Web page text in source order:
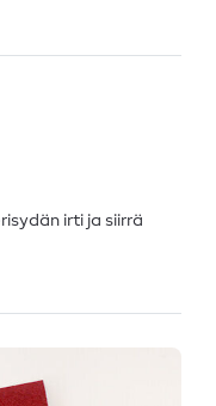
irti ja siirrä